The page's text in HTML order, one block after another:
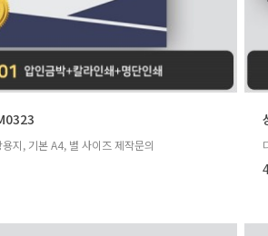
지, 기본 A4, 별 사이즈 제작문의